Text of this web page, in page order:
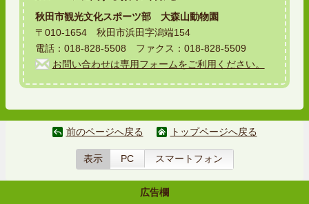
秋田市観光文化スポーツ部 大森山動物園
〒010-1654 秋田市浜田字潟端154
電話：018-828-5508 ファクス：018-828-5509
お問い合わせは専用フォームをご利用ください。
前のページへ戻る トップページへ戻る
表示 PC スマートフォン
広告欄